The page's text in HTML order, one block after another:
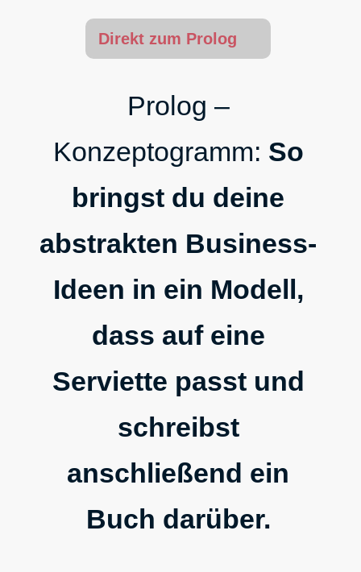
Direkt zum Prolog
Prolog –
Konzeptogramm: So
bringst du deine
abstrakten Business-
Ideen in ein Modell,
dass auf eine
Serviette passt und
schreibst
anschließend ein
Buch darüber.